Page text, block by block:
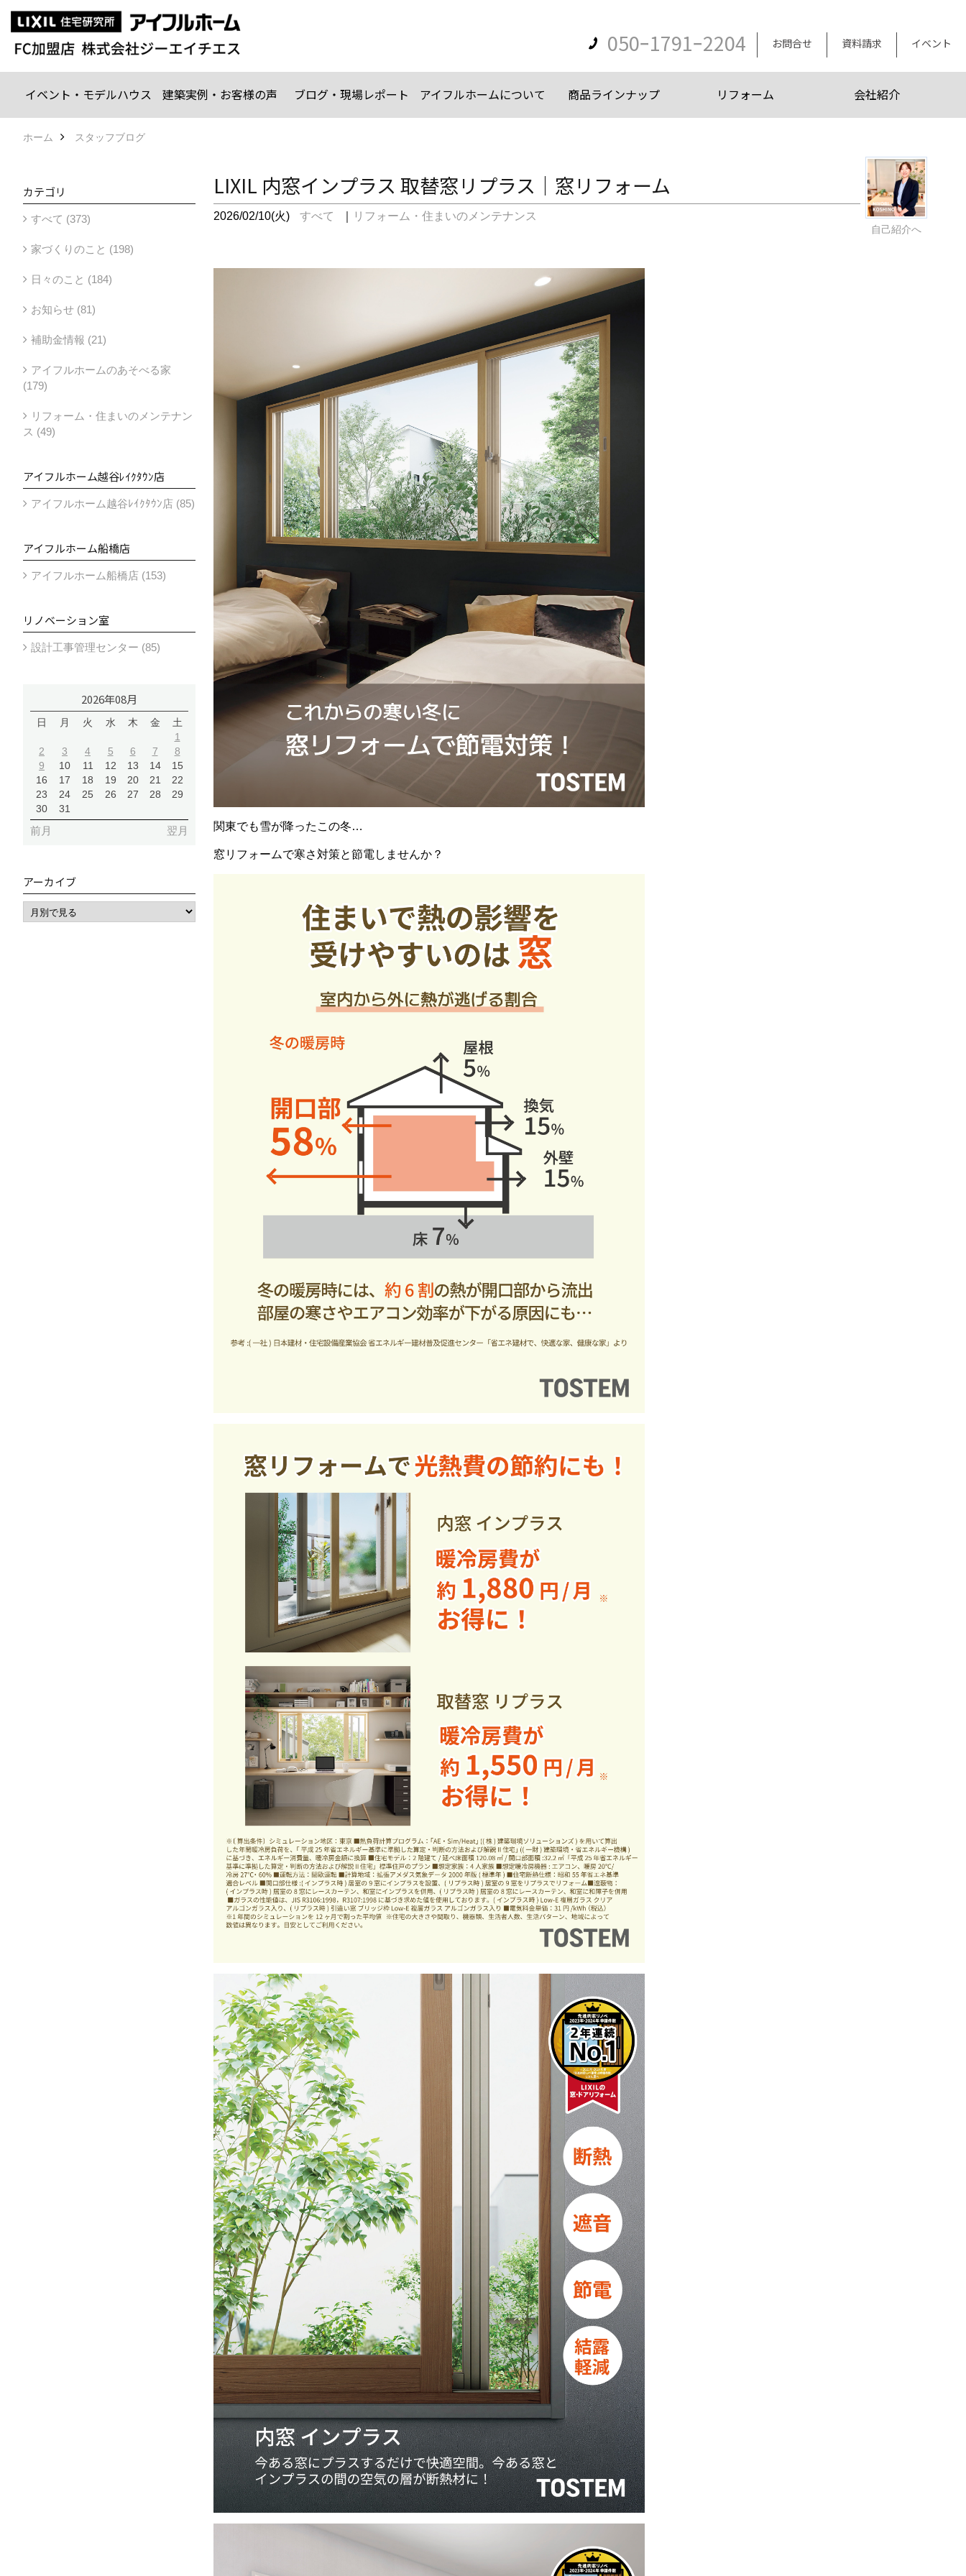
050ｰ1791ｰ2204 お問合せ 資料請求 イベント
イベント・モデルハウス 建築実例・お客様の声 ブログ・現場レポート アイフルホームについて 商品ラインナップ リフォーム 会社紹介
ホーム スタッフブログ
自己紹介へ
LIXIL 内窓インプラス 取替窓リプラス｜窓リフォーム
2026/02/10(火) すべて リフォーム・住まいのメンテナンス
関東でも雪が降ったこの冬…
窓リフォームで寒さ対策と節電しませんか？
カテゴリ
すべて (373)
家づくりのこと (198)
日々のこと (184)
お知らせ (81)
補助金情報 (21)
アイフルホームのあそべる家
(179)
リフォーム・住まいのメンテナン
ス (49)
アイフルホーム越谷ﾚｲｸﾀｳﾝ店
アイフルホーム越谷ﾚｲｸﾀｳﾝ店 (85)
アイフルホーム船橋店
アイフルホーム船橋店 (153)
リノベーション室
設計工事管理センター (85)
2026年08月
日 月 火 水 木 金
土
1
2
3 4 5 6 7
8
9
10 11 12 13 14
15
16
17 18 19 20 21
22
23
24 25 26 27 28
29
30
31
前月 翌月
アーカイブ